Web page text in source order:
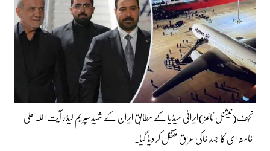
نجف(نیشنل ٹائمز)ایرانی میڈیا کے مطابق ایران کے شہید سپریم لیڈر آیت اللہ علی
خامنہ ای کا جسد خاکی عراق منتقل کر دیا گیا۔